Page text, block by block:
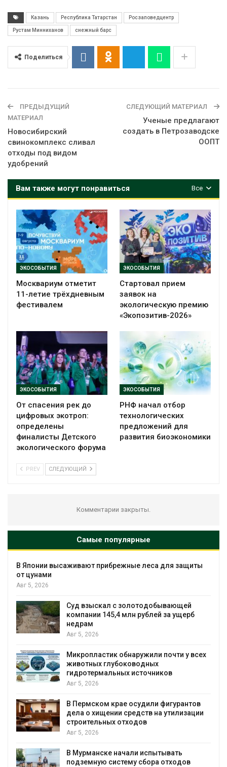
Казань Республика Татарстан Росзаповедцентр
Рустам Минниханов снежный барс
Поделиться
ПРЕДЫДУЩИЙ
МАТЕРИАЛ
Новосибирский
свинокомплекс сливал
отходы под видом
удобрений
СЛЕДУЮЩИЙ МАТЕРИАЛ
Ученые предлагают
создать в Петрозаводске
ООПТ
Все
Вам также могут понравиться
ЭКОСОБЫТИЯ
Москвариум отметит
11-летие трёхдневным
фестивалем
ЭКОСОБЫТИЯ
Стартовал прием
заявок на
экологическую премию
«Экопозитив-2026»
ЭКОСОБЫТИЯ
От спасения рек до
цифровых экотроп:
определены
финалисты Детского
экологического форума
ЭКОСОБЫТИЯ
РНФ начал отбор
технологических
предложений для
развития биоэкономики
PREV СЛЕДУЮЩИЙ
Комментарии закрыты.
Самые популярные
прибрежные леса для защиты
Суд взыскал с золотодобывающей
компании 145,4 млн рублей за ущерб
недрам
Авг 5, 2026
Микропластик обнаружили почти у всех
животных глубоководных
гидротермальных источников
Авг 5, 2026
В Пермском крае осудили фигурантов
дела о хищении средств на утилизации
строительных отходов
Авг 5, 2026
В Мурманске начали испытывать
подземную систему сбора отходов